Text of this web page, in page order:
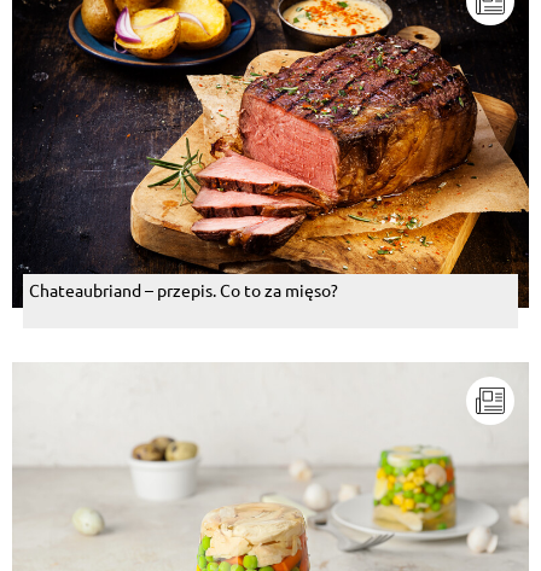
Chateaubriand – przepis. Co to za mięso?